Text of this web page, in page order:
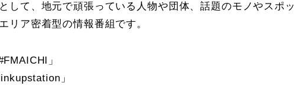
して、地元で頑張っている人物や団体、話題のモノやスポッ
リア密着型の情報番組です。
」
」